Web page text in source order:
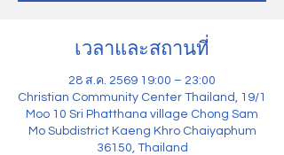
เวลาและสถานที่
28 ส.ค. 2569 19:00 – 23:00
Christian Community Center Thailand, 19/1
Moo 10 Sri Phatthana village Chong Sam
Mo Subdistrict Kaeng Khro Chaiyaphum
36150, Thailand